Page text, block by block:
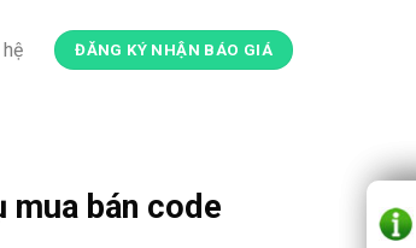
ĐĂNG KÝ NHẬN BÁO GIÁ
bán code